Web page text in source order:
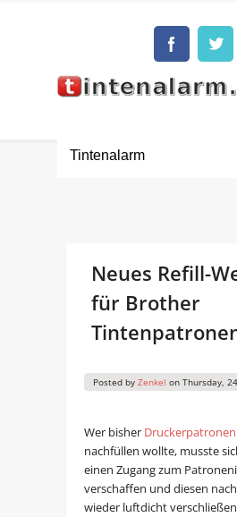
Neues Refill-
für Brother
Posted by Zenkel on Thursday,
Wer bisher
nachfüllen wollte, musste
einen Zugang zum
verschaffen und diesen
wieder luftdicht